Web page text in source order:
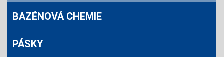
BAZÉNOVÁ CHEMIE
PÁSKY